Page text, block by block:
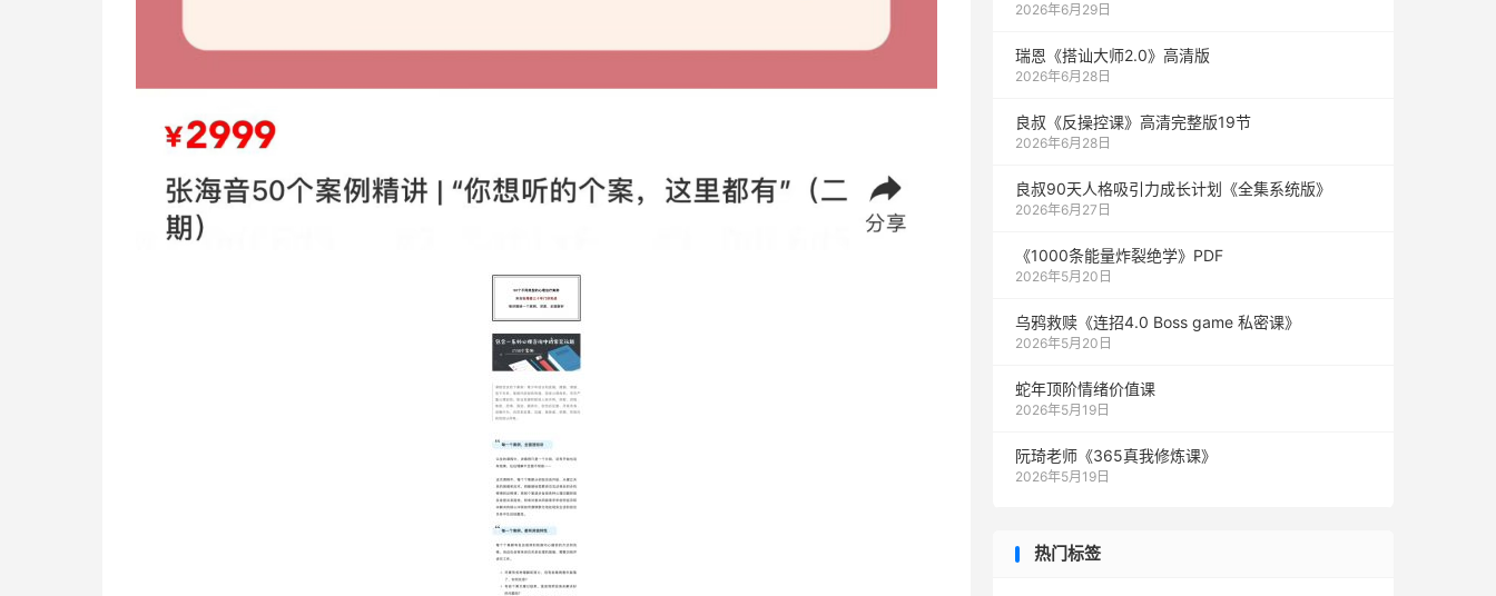
2026年6月29日
瑞恩《搭讪大师2.0》高清版
2026年6月28日
良叔《反操控课》高清完整版19节
2026年6月28日
良叔90天人格吸引力成长计划《全集系统版》
2026年6月27日
《1000‮能条‬‎量‮裂炸‬‎绝学》PDF
2026年5月20日
乌鸦救赎《连招4.0 Boss game 私密课》
2026年5月20日
蛇年顶阶情绪价值课
2026年5月19日
阮琦老师《365真我修炼课》
2026年5月19日
热门标签